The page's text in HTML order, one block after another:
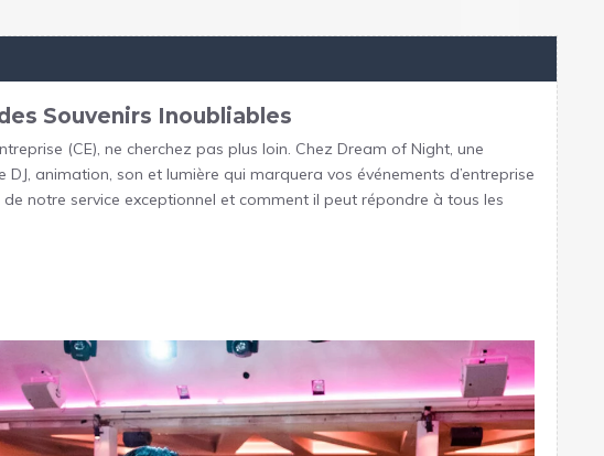
Souvenirs Inoubliables
(CE), ne cherchez pas plus loin. Chez Dream of Night, une
animation, son et lumière qui marquera vos événements d’entreprise
notre service exceptionnel et comment il peut répondre à tous les